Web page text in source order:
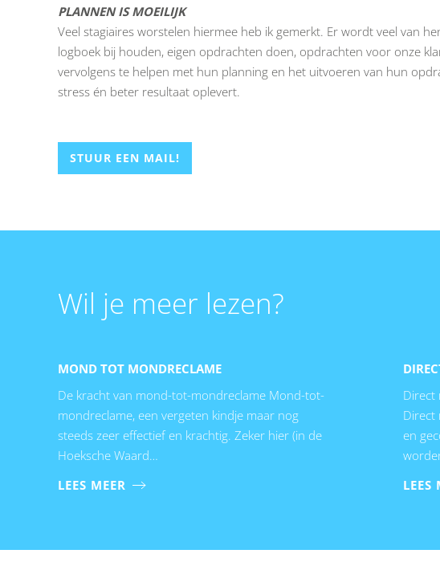
PLANNEN IS MOEILIJK
Veel stagiaires worstelen hiermee heb ik gemerkt. Er wordt veel van
logboek bij houden, eigen opdrachten doen, opdrachten voor onze
vervolgens te helpen met hun planning en het uitvoeren van hun
stress én beter resultaat oplevert.
STUUR EEN MAIL!
Wil je meer lezen?
MOND TOT MONDRECLAME
De kracht van mond-tot-mondreclame Mond-tot-
mondreclame, een vergeten kindje maar nog
steeds zeer effectief en krachtig. Zeker hier (in de
Hoeksche Waard…
LEES MEER
Direct
Direct
en
LEES